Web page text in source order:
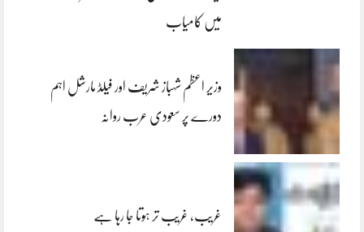
میں کامیاب
وزیر اعظم شہباز شریف اور فیلڈ مارشل اہم
دورے پر سعودی عرب روانہ
غریب، غریب تر ہوتا جا رہا ہے